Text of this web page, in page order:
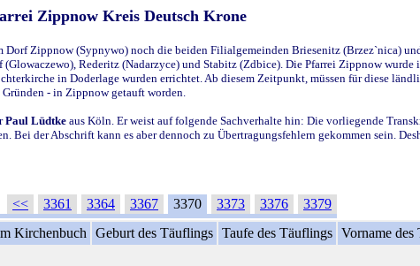
Zippnow Kreis Deutsch Krone
Dorf Zippnow (Sypnywo) noch die beiden Filialgemeinden Briesenitz (Brzez`nica)
Rederitz (Nadarzyce) und Stabitz (Zdbice). Die Pfarrei Zippnow
in Doderlage wurden errichtet. Ab diesem Zeitpunkt, müssen für diese
- in Zippnow getauft worden.
Paul Lüdtke aus Köln. Er weist auf folgende Sachverhalte hin: Die vorliegende
Bei der Abschrift kann es aber dennoch zu Übertragungsfehlern gekommen sein.
<< 3361 3364 3367 3370 3373 3376
3379
Kirchenbuch Geburt des Täuflings Taufe des Täuflings Vorname des